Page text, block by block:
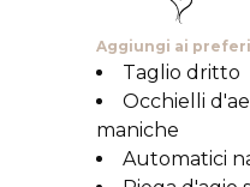
Aggiungi ai
Taglio dritto
Occhielli
maniche
Automatici